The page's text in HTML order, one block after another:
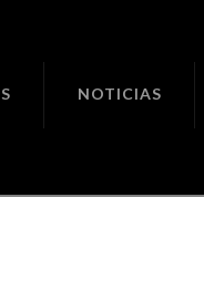
NOTICIAS
30.